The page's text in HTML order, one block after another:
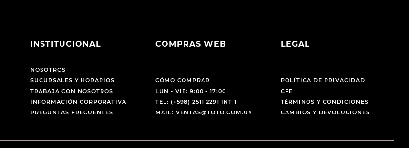
INSTITUCIONAL
NOSOTROS
SUCURSALES Y HORARIOS
TRABAJA CON NOSOTROS
INFORMACIÓN CORPORATIVA
PREGUNTAS FRECUENTES
COMPRAS WEB
CÓMO COMPRAR
LUN - VIE: 9:00 - 17:00
TEL: (+598) 2511 2291 INT 1
MAIL: VENTAS@TOTO.COM.UY
LEGAL
POLÍTICA DE PRIVACIDAD
CFE
TÉRMINOS Y CONDICIONES
CAMBIOS Y DEVOLUCIONES